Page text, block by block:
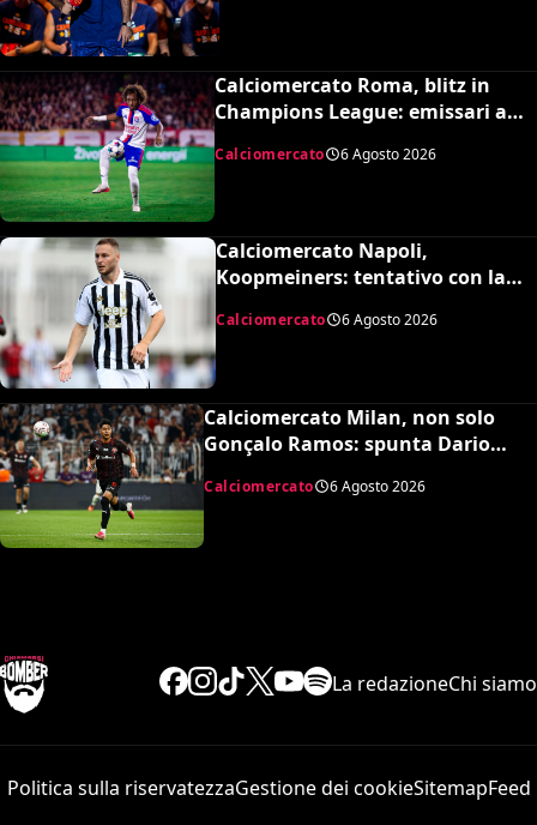
Calciomercato Roma, blitz in
Champions League: emissari a
Calciomercato 6 Agosto 2026
Calciomercato Napoli,
Koopmeiners: tentativo con la
Calciomercato 6 Agosto 2026
Calciomercato Milan, non solo
Gonçalo Ramos: spunta Dario
Calciomercato 6 Agosto 2026
La redazioneChi siamo
Politica sulla riservatezzaGestione dei cookieSitemapFeed